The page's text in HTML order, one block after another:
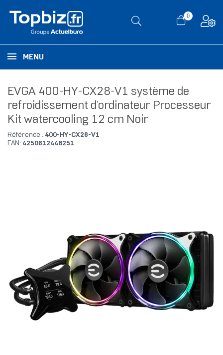
0
MENU
EVGA 400-HY-CX28-V1 système de
refroidissement d’ordinateur Processeur
Kit watercooling 12 cm Noir
Référence : 400-HY-CX28-V1
EAN: 4250812446251